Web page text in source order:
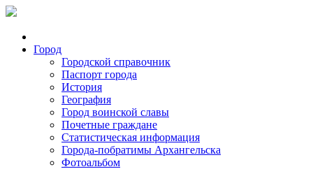
Город
Городской справочник
Паспорт города
История
География
Город воинской славы
Почетные граждане
Статистическая информация
Города-побратимы Архангельска
Фотоальбом